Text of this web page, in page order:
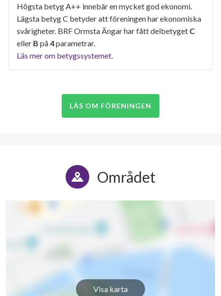
Högsta betyg A++ innebär en mycket god ekonomi.
Lägsta betyg C betyder att föreningen har ekonomiska
svårigheter. BRF Ormsta Ängar har fått delbetyget C
eller B på4parametrar.
Läs mer om betygssystemet.
LÄS OM FÖRENINGEN
Området
Visa karta